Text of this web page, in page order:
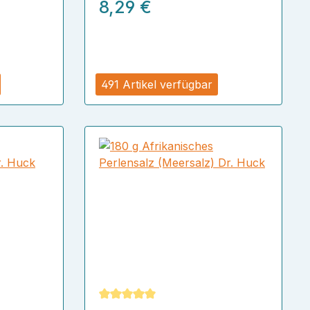
491 Artikel verfügbar
8,29 €